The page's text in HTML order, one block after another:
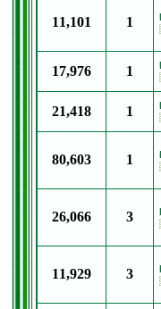
1
11,101
1
17,976
1
21,418
1
80,603
3
26,066
3
11,929